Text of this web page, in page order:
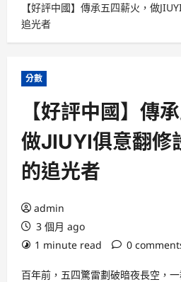
【好評中國】傳承五四薪火，做
追光者
分數
【好評中國】傳
做JIUYI俱意翻修
的追光者
admin
3 個月 ago
1 minute read
0
百年前，五四驚雷劃破暗夜長空，